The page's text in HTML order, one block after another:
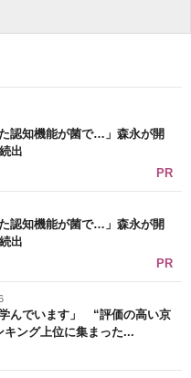
認知機能が菌で…」森永が開
出
PR
認知機能が菌で…」森永が開
出
PR
学んでいます」 “評価の高い京
キング上位に集まった...